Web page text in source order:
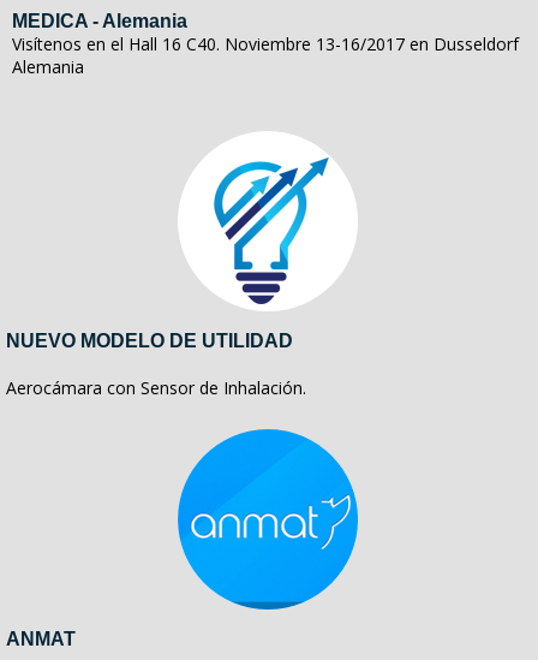
MEDICA - Alemania
Visítenos en el Hall 16 C40. Noviembre 13-16/2017 en Dusseldorf
Alemania
NUEVO MODELO DE UTILIDAD
Aerocámara con Sensor de Inhalación.
ANMAT